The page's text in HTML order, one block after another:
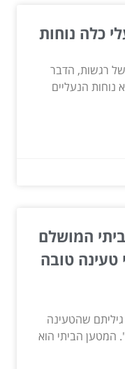
כלה נוחות
רגשות, הדבר
נוחות הנעליים
המושלם
טובה
שהטעינה
המטען הביתי הוא